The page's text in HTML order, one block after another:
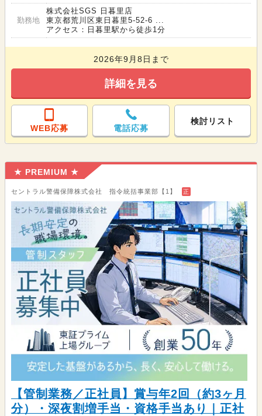
勤務地
株式会社SGS 日暮里店
東京都荒川区東日暮里5-52-6 ...
アクセス：日暮里駅から徒歩1分
2026年9月8日まで
詳細を見る
WEB応募 電話応募
検討リスト
★ PREMIUM ★
セントラル警備保障株式会社 指令統括事業部【1】 正
【管制業務／正社員】賞与年2回（約3ヶ月
分）・深夜割増手当・資格手当あり｜正社